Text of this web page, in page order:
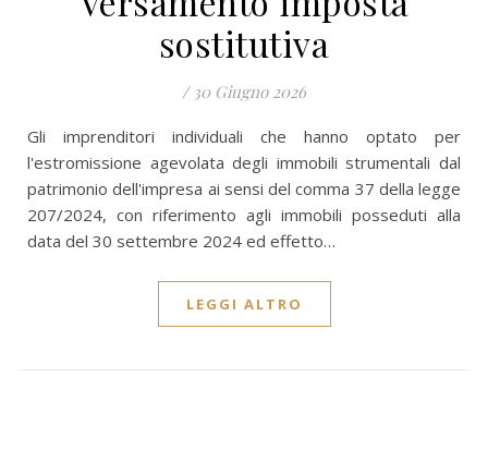
sostitutiva
/ 30 Giugno 2026
Gli imprenditori individuali che hanno optato per
l'estromissione agevolata degli immobili strumentali dal
patrimonio dell'impresa ai sensi del comma 37 della legge
207/2024, con riferimento agli immobili posseduti alla
data del 30 settembre 2024 ed effetto…
LEGGI ALTRO